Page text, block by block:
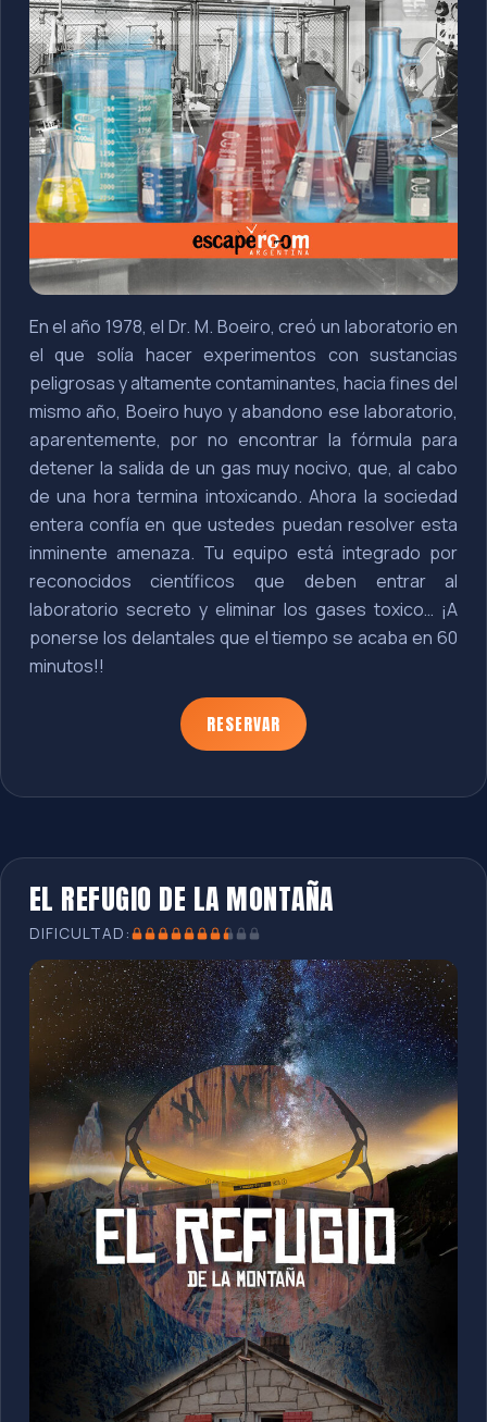
En el año 1978, el Dr. M. Boeiro, creó un laboratorio en
el que solía hacer experimentos con sustancias
peligrosas y altamente contaminantes, hacia fines del
mismo año, Boeiro huyo y abandono ese laboratorio,
aparentemente, por no encontrar la fórmula para
detener la salida de un gas muy nocivo, que, al cabo
de una hora termina intoxicando. Ahora la sociedad
entera confía en que ustedes puedan resolver esta
inminente amenaza. Tu equipo está integrado por
reconocidos científicos que deben entrar al
laboratorio secreto y eliminar los gases toxico… ¡A
ponerse los delantales que el tiempo se acaba en 60
minutos!!
RESERVAR
EL REFUGIO DE LA MONTAÑA
DIFICULTAD: